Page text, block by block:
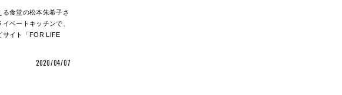
食堂の松本朱希子さ
ベートキッチンで、
サイト「FOR LIFE
2020/04/07